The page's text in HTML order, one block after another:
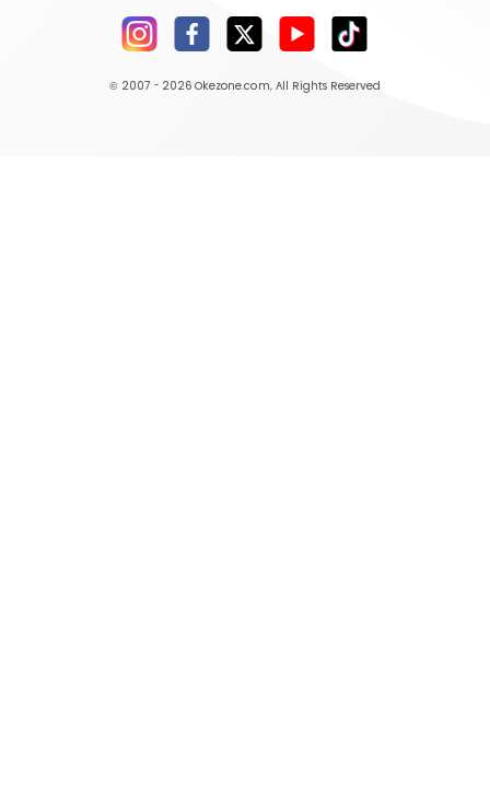
© 2007 - 2026 Okezone.com, All Rights Reserved